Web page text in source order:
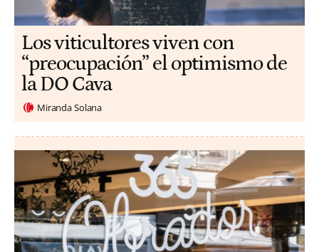
Los viticultores viven con
“preocupación” el optimismo de
la DO Cava
Miranda Solana